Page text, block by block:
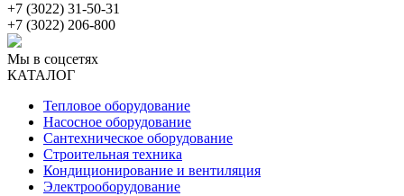
+7 (3022) 31-50-31
+7 (3022) 206-800
Мы в соцсетях
КАТАЛОГ
Тепловое оборудование
Насосное оборудование
Сантехническое оборудование
Строительная техника
Кондиционирование и вентиляция
Электрооборудование